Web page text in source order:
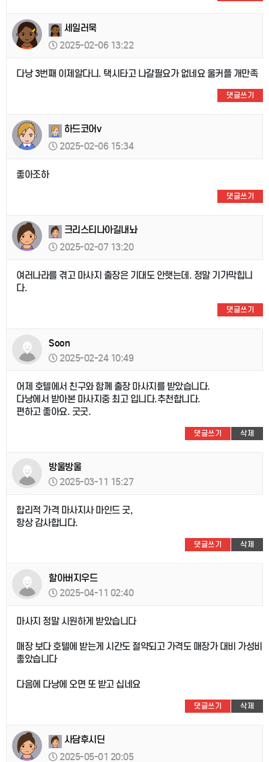
세일러묵
2025-02-06 13:22
다낭 3번째 이제알다니. 택시타고 나갈필요가 없네요 울커플 개만족
댓글쓰기
하드코어v
2025-02-06 15:34
좋아조하
댓글쓰기
크리스티나아길내놔
2025-02-07 13:20
여러나라를 겪고 마사지 출장은 기대도 안햇는데. 정말 기가막힙니
다.
댓글쓰기
Soon
2025-02-24 10:49
어제 호텔에서 친구와 함께 출장 마사지를 받았습니다.
다낭에서 받아본 마사지중 최고 입니다.추천합니다.
편하고 좋아요. 굿굿.
댓글쓰기 삭제
방울방울
2025-03-11 15:27
합리적 가격 마사지사 마인드 굿,
항상 감사합니다.
댓글쓰기 삭제
할아버지우드
2025-04-11 02:40
마사지 정말 시원하게 받았습니다
매장 보다 호텔에 받는게 시간도 절약되고 가격도 매장가 대비 가성비
좋았습니다
다음에 다낭에 오면 또 받고 십네요
댓글쓰기 삭제
사담후시딘
2025-05-01 20:05